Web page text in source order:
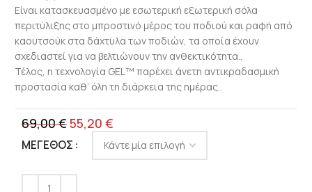
Είναι κατασκευασμένο με εσωτερική εξωτερική σόλα
περιτύλιξης στο μπροστινό μέρος του ποδιού και ραφή από
καουτσούκ στα δάχτυλα των ποδιών, τα οποία έχουν
σχεδιαστεί για να βελτιώνουν την ανθεκτικότητα..
Τέλος, η τεχνολογία GEL™ παρέχει άνετη αντικραδασμική
προστασία καθ’ όλη τη διάρκεια της ημέρας..
69,00€55,20 €
ΜΈΓΕΘΟΣ